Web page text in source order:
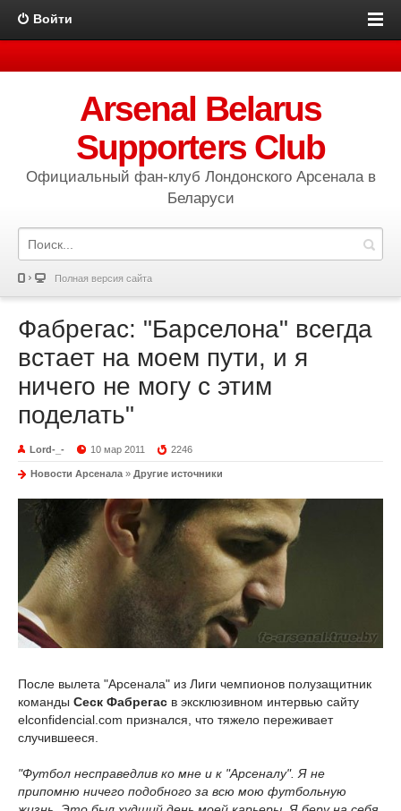
Войти
Arsenal Belarus
Supporters Club
Официальный фан-клуб Лондонского Арсенала в
Беларуси
Полная версия сайта
Фабрегас: "Барселона" всегда
встает на моем пути, и я
ничего не могу с этим
поделать"
Lord-_- 10 мар 2011 2246
Новости Арсенала » Другие источники
После вылета "Арсенала" из Лиги чемпионов полузащитник
команды Сеск Фабрегас в эксклюзивном интервью сайту
elconfidencial.com признался, что тяжело переживает
случившееся.
"Футбол несправедлив ко мне и к "Арсеналу". Я не
припомню ничего подобного за всю мою футбольную